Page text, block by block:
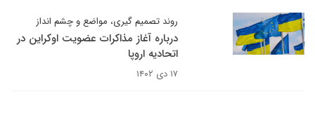
روند تصمیم گیری، مواضع و چشم انداز
درباره آغاز مذاکرات عضویت اوکراین در
اتحادیه اروپا
۱۷ دی ۱۴۰۲